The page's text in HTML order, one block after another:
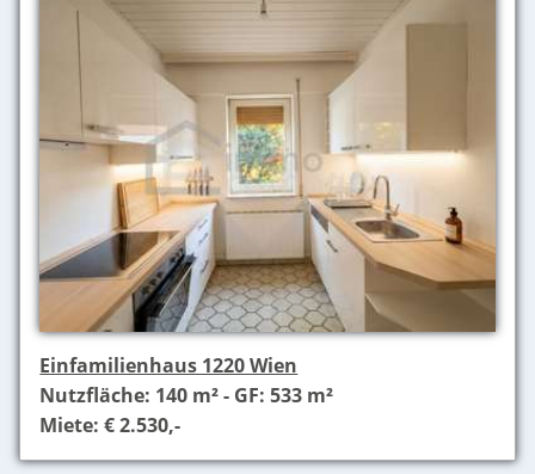
Einfamilienhaus 1220 Wien
Nutzfläche: 140 m² - GF: 533 m²
Miete: € 2.530,-